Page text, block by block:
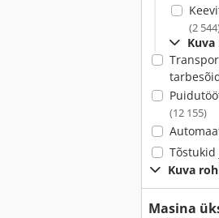
(2
(12 155)
Tõstukid
Kuva
Masina